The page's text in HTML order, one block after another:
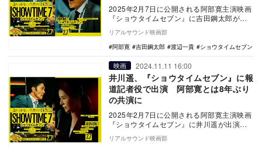
2025年2月7日に公開される阿部寛主演映画
『ショウタイムセブン』に吉田鋼太郎が出
演することが発表された。 本作は、ハ・
ジョ…
リアルサウンド映画部
阿部寛
吉田鋼太郎 渡辺一貴 ショウタイムセブン
映画 2024.11.11 16:00
井川遥、『ショウタイムセブン』に報
道記者役で出演 阿部寛とは8年ぶり
の共演に
2025年2月7日に公開される阿部寛主演映画
『ショウタイムセブン』に井川遥が出演す
ることが発表された。 本作は、ハ・ジョ
ンウ…
リアルサウンド映画部